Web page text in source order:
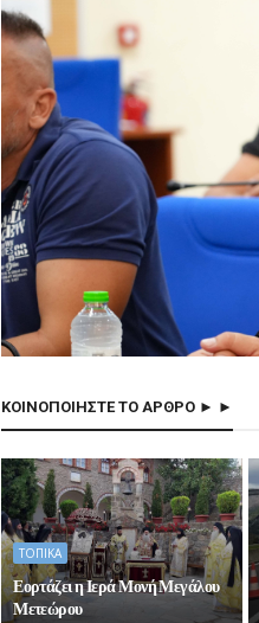
ΚΟΙΝΟΠΟΙΗΣΤΕ ΤΟ ΑΡΘΡΟ ► ►
ΤΟΠΙΚΑ
Εορτάζει η Ιερά Μονή Μεγάλου
Μετεώρου